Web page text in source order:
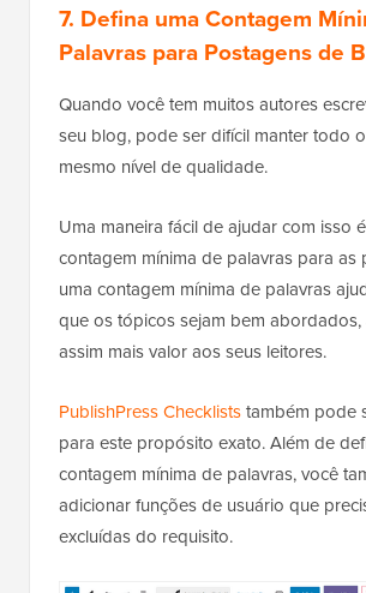
7. Defina uma Contagem
Palavras para Postagens de
Quando você tem muitos autores
seu blog, pode ser difícil manter todo
mesmo nível de qualidade.
Uma maneira fácil de ajudar com isso
contagem mínima de palavras para as
uma contagem mínima de palavras
que os tópicos sejam bem
assim mais valor aos seus leitores.
PublishPress Checkliststambém pode
para este propósito exato. Além de
contagem mínima de palavras, você
adicionar funções de usuário que
excluídas do requisito.